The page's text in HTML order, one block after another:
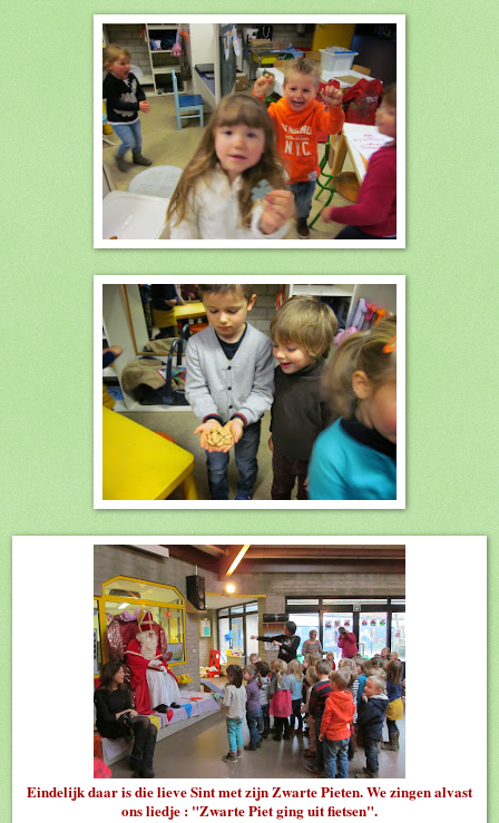
Eindelijk daar is die lieve Sint met zijn Zwarte Pieten. We zingen alvast
ons liedje : "Zwarte Piet ging uit fietsen".